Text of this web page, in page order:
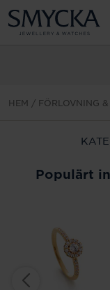
HEM FÖRLOVNING &
Populärt